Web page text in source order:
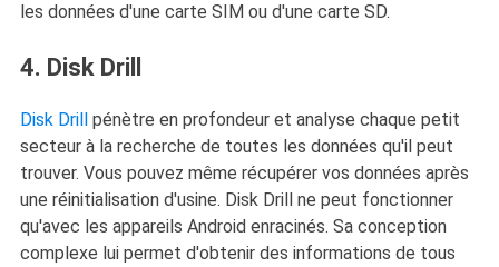
les données d'une carte SIM ou d'une carte SD.
4. Disk Drill
Disk Drillpénètre en profondeur et analyse chaque petit
secteur à la recherche de toutes les données qu'il peut
trouver. Vous pouvez même récupérer vos données après
une réinitialisation d'usine. Disk Drill ne peut fonctionner
qu'avec les appareils Android enracinés. Sa conception
complexe lui permet d'obtenir des informations de tous